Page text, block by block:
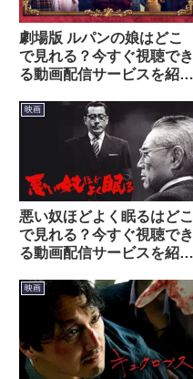
劇場版 ルパンの娘はどこ
で見れる？今すぐ視聴でき
る動画配信サービスを紹
映画
悪い奴ほどよく眠るはどこ
で見れる？今すぐ視聴でき
る動画配信サービスを紹
映画